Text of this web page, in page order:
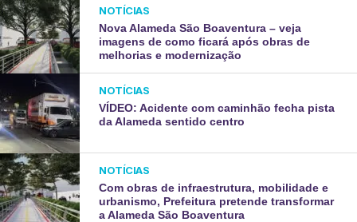
NOTÍCIAS
Nova Alameda São Boaventura – veja
imagens de como ficará após obras de
melhorias e modernização
NOTÍCIAS
VÍDEO: Acidente com caminhão fecha pista
da Alameda sentido centro
NOTÍCIAS
Com obras de infraestrutura, mobilidade e
urbanismo, Prefeitura pretende transformar
a Alameda São Boaventura